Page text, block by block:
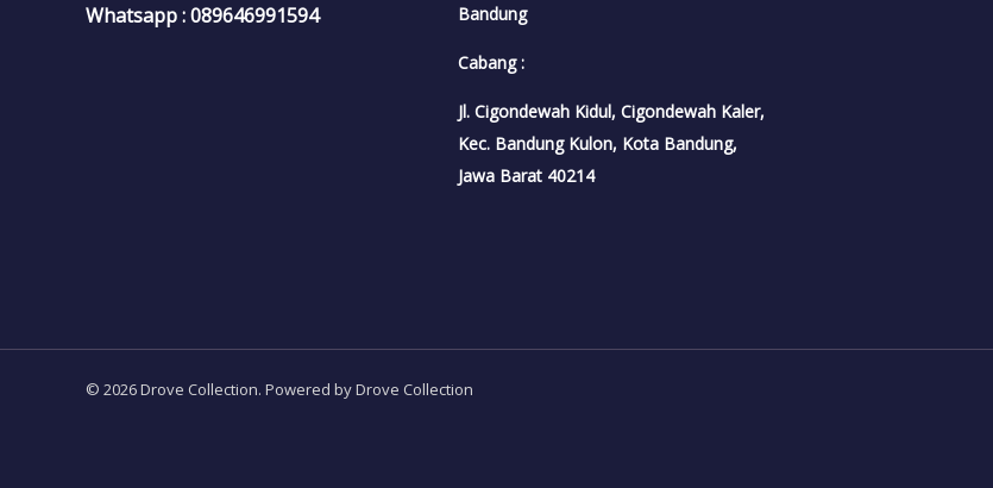
Whatsapp : 089646991594
Bandung
Cabang :
Jl. Cigondewah Kidul, Cigondewah Kaler,
Kec. Bandung Kulon, Kota Bandung,
Jawa Barat 40214
© 2026 Drove Collection. Powered by Drove Collection